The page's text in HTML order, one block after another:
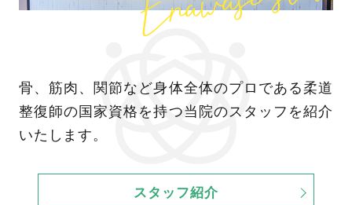
骨、筋肉、関節など身体全体のプロである柔道
整復師の国家資格を持つ当院のスタッフを紹介
いたします。
スタッフ紹介